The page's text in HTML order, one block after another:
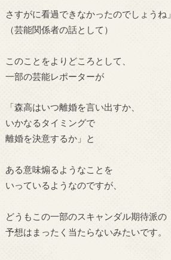
さすがに看過できなかったのでしょうね」
（芸能関係者の話として）
このことをよりどころとして、
一部の芸能レポーターが
「森高はいつ離婚を言い出すか、
いかなるタイミングで
離婚を決意するか」と
ある意味煽るようなことを
いっているようなのですが、
どうもこの一部のスキャンダル期待派の
予想はまったく当たらないみたいです。